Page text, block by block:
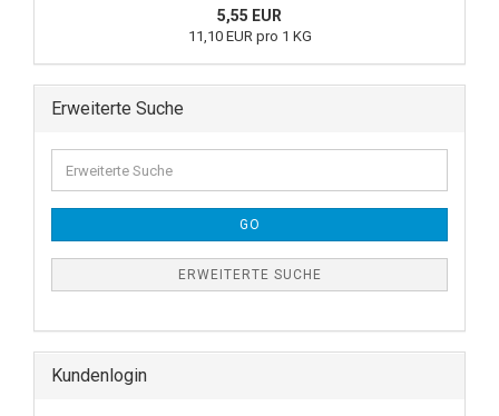
5,55 EUR
11,10 EUR pro 1 KG
Erweiterte Suche
GO
ERWEITERTE SUCHE
Kundenlogin